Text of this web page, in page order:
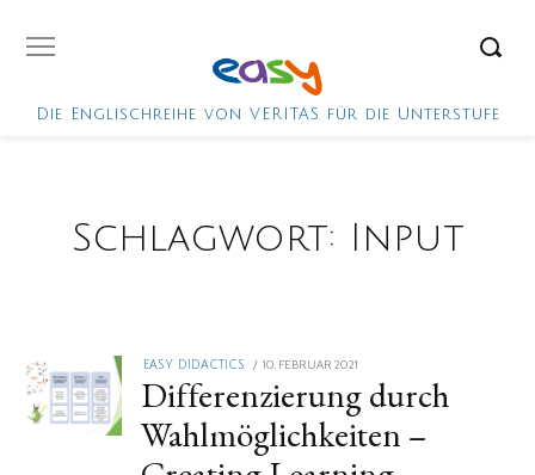
Die Englischreihe von VERITAS für die Unterstufe
Schlagwort: Input
EASY DIDACTICS
POSTED
10. FEBRUAR 2021
FEBRUAR
2021
Differenzierung durch
Wahlmöglichkeiten –